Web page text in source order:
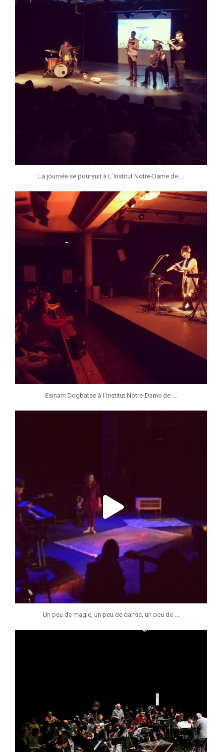
La journée se poursuit à L`Institut Notre-Dame de ...
jeunessesmusicaleslg
Jan 25
Esinam Dogbatse à l`Institut Notre-Dame de ...
Un peu de magie, un peu de danse, un peu de ...